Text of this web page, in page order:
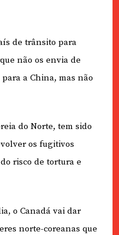
de trânsito para
não os envia de
a China, mas não
do Norte, tem sido
os fugitivos
risco de tortura e
o Canadá vai dar
norte-coreanas que